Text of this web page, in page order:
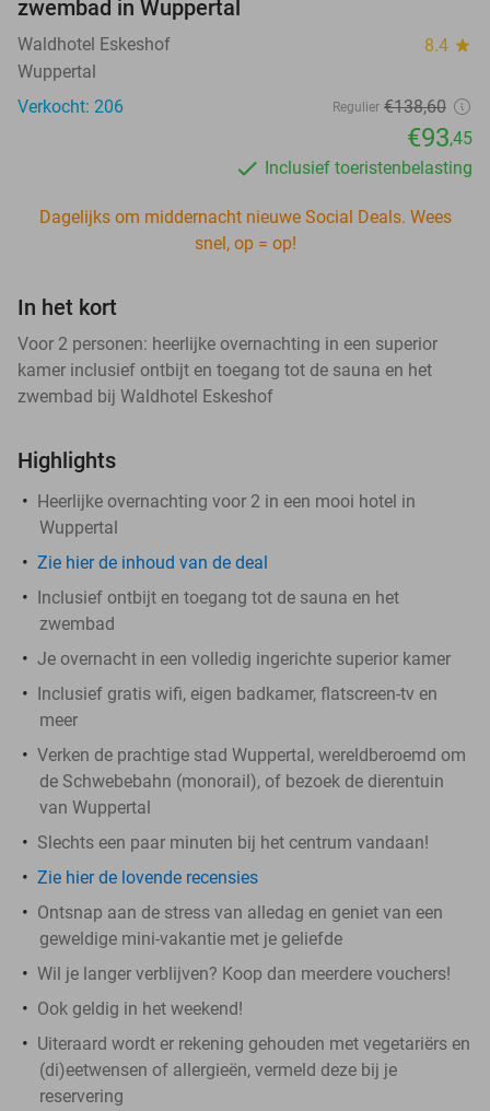
zwembad in Wuppertal
Waldhotel Eskeshof 8.4 star
Wuppertal
Verkocht: 206
Regulier €138,60
€93,45
Inclusief toeristenbelasting
Dagelijks om middernacht nieuwe Social Deals. Wees
snel, op = op!
In het kort
Voor 2 personen: heerlijke overnachting in een superior
kamer inclusief ontbijt en toegang tot de sauna en het
zwembad bij Waldhotel Eskeshof
Highlights
Heerlijke overnachting voor 2 in een mooi hotel in
Wuppertal
Zie hier de inhoud van de deal
Inclusief ontbijt en toegang tot de sauna en het
zwembad
Je overnacht in een volledig ingerichte superior kamer
Inclusief gratis wifi, eigen badkamer, flatscreen-tv en
meer
Verken de prachtige stad Wuppertal, wereldberoemd om
de Schwebebahn (monorail), of bezoek de dierentuin
van Wuppertal
Slechts een paar minuten bij het centrum vandaan!
Zie hier de lovende recensies
Ontsnap aan de stress van alledag en geniet van een
geweldige mini-vakantie met je geliefde
Wil je langer verblijven? Koop dan meerdere vouchers!
Ook geldig in het weekend!
Uiteraard wordt er rekening gehouden met vegetariërs en
(di)eetwensen of allergieën, vermeld deze bij je
reservering